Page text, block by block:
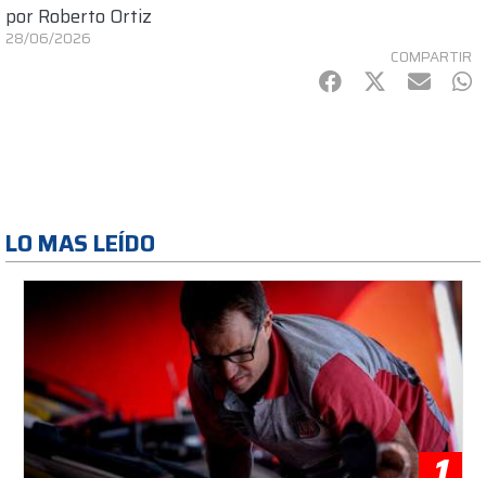
por Roberto Ortiz
28/06/2026
COMPARTIR
Facebook
Twitter
mail
LO MAS LEÍDO